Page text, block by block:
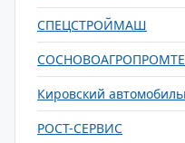
СПЕЦСТРОЙМАШ
Кировский
РОСТ-СЕРВИС